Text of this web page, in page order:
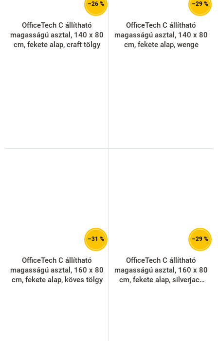
–26 %
OfficeTech C állítható
magasságú asztal, 140 x 80
cm, fekete alap, craft tölgy
–29 %
OfficeTech C állítható
magasságú asztal, 140 x 80
cm, fekete alap, wenge
–31 %
OfficeTech C állítható
magasságú asztal, 160 x 80
cm, fekete alap, köves tölgy
–29 %
OfficeTech C állítható
magasságú asztal, 160 x 80
cm, fekete alap, silverjack